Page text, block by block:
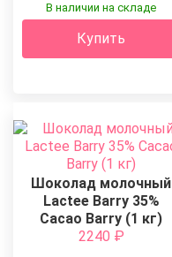
В наличии на складе
Купить
Шоколад молочный
Lactee Barry 35%
Cacao Barry (1 кг)
2240 ₽